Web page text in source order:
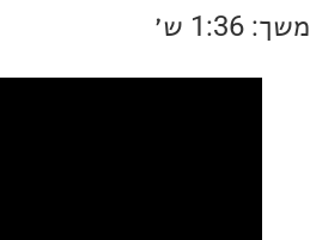
משך: 1:36 ש׳